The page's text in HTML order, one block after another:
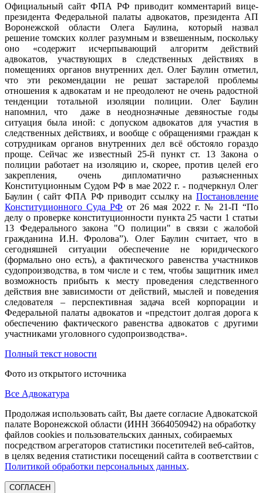
Официальный сайт ФПА РФ приводит комментарий вице-
президента Федеральной палаты адвокатов, президента АП
Воронежской области Олега Баулина, который назвал
решение томских коллег разумным и взвешенным, поскольку
оно «содержит исчерпывающий алгоритм действий
адвокатов, участвующих в следственных действиях в
помещениях органов внутренних дел. Олег Баулин отметил,
что эти рекомендации не решат застарелой проблемы
отношения к адвокатам и не преодолеют не очень радостной
тенденции тотальной изоляции полиции. Олег Баулин
напомнил, что даже в неоднозначные девяностые годы
ситуация была иной: с допуском адвокатов для участия в
следственных действиях, и вообще с обращениями граждан к
сотрудникам органов внутренних дел всё обстояло гораздо
проще. Сейчас же известный 25-й пункт ст. 13 Закона о
полиции работает на изоляцию и, скорее, против целей его
закрепления, очень дипломатично разъясненных
Конституционным Судом РФ в мае 2022 г. - подчеркнул Олег
Баулин ( сайт ФПА РФ приводит ссылку на Постановление
Конституционного Суда РФ от 26 мая 2022 г. № 21-П “По
делу о проверке конституционности пункта 25 части 1 статьи
13 Федерального закона "О полиции" в связи с жалобой
гражданина И.Н. Фролова”). Олег Баулин считает, что в
сегодняшней ситуации обеспечение не юридического
(формально оно есть), а фактического равенства участников
судопроизводства, в том числе и с тем, чтобы защитник имел
возможность прибыть к месту проведения следственного
действия вне зависимости от действий, мыслей и поведения
следователя – перспективная задача всей корпорации и
Федеральной палаты адвокатов и «предстоит долгая дорога к
обеспечению фактического равенства адвокатов с другими
участниками уголовного судопроизводства».
Полный текст новости
Фото из открытого источника
Все Адвокатура
Продолжая использовать сайт, Вы даете согласие Адвокатской
палате Воронежской области (ИНН 3664050942) на обработку
файлов cookies и пользовательских данных, собираемых
посредством агрегаторов статистики посетителей веб-сайтов,
в целях ведения статистики посещений сайта в соответствии с
Политикой обработки персональных данных.
СОГЛАСЕН